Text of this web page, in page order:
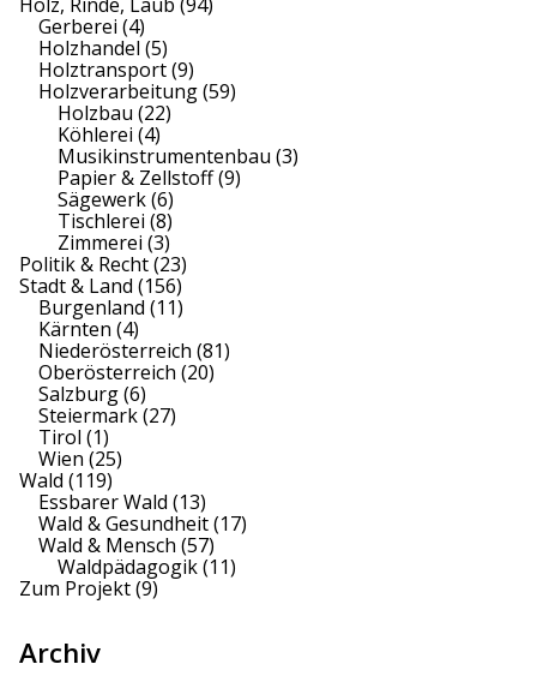
Gerberei (4)
Holzhandel (5)
Holztransport(9)
Holzverarbeitung(59)
Holzbau (22)
Köhlerei (4)
Musikinstrumentenbau (3)
Papier & Zellstoff(9)
Sägewerk(6)
Tischlerei (8)
Zimmerei (3)
Politik & Recht(23)
Stadt & Land (156)
Burgenland (11)
Kärnten (4)
Niederösterreich (81)
Oberösterreich (20)
Salzburg(6)
Steiermark(27)
Tirol (1)
Wien (25)
Wald (119)
Essbarer Wald (13)
Wald & Gesundheit(17)
Wald & Mensch (57)
Waldpädagogik(11)
Zum Projekt(9)
Archiv